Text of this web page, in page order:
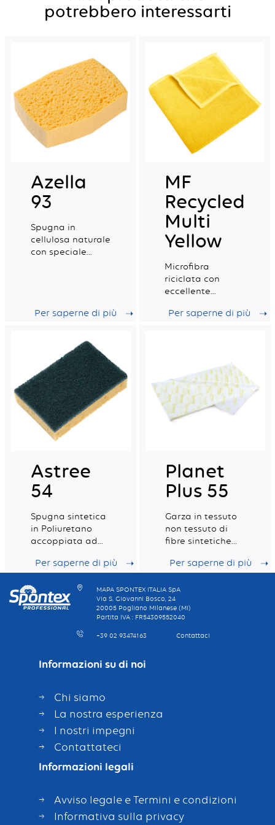
potrebbero interessarti
Azella
93
Spugna in
cellulosa naturale
con speciale
certificata per il
Per saperne di più
MF
Recycled
Multi
Yellow
Microfibra
riciclata con
eccellente
assorbimento,
Per saperne di più
Astree
54
Spugna sintetica
in Poliuretano
accoppiata ad
Per saperne di più
Planet
Plus 55
Garza in tessuto
non tessuto di
fibre sintetiche
pavimenti. Garza
gr/m2
Per saperne di più
MAPA SPONTEX ITALIA SpA
Via S. Giovanni Bosco, 24
20005 Pogliano Milanese (MI)
Partita IVA : FR54309552040
+39 02 93474163 Contattaci
Informazioni su di noi
Chi siamo
La nostra esperienza
I nostri impegni
Contattateci
Informazioni legali
Avviso legale e Termini e condizioni
Informativa sulla privacy